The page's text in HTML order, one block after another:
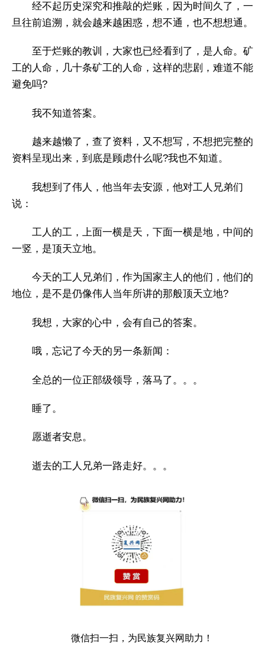
经不起历史深究和推敲的烂账，因为时间久了，一
旦往前追溯，就会越来越困惑，想不通，也不想想通。
至于烂账的教训，大家也已经看到了，是人命。矿
工的人命，几十条矿工的人命，这样的悲剧，难道不能
避免吗?
我不知道答案。
越来越懒了，查了资料，又不想写，不想把完整的
资料呈现出来，到底是顾虑什么呢?我也不知道。
我想到了伟人，他当年去安源，他对工人兄弟们
说：
工人的工，上面一横是天，下面一横是地，中间的
一竖，是顶天立地。
今天的工人兄弟们，作为国家主人的他们，他们的
地位，是不是仍像伟人当年所讲的那般顶天立地?
我想，大家的心中，会有自己的答案。
哦，忘记了今天的另一条新闻：
全总的一位正部级领导，落马了。。。
睡了。
愿逝者安息。
逝去的工人兄弟一路走好。。。
微信扫一扫，为民族复兴网助力！